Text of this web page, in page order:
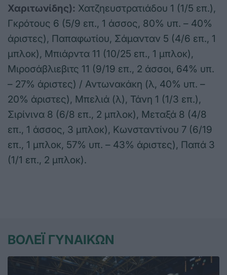
Χαριτωνίδης): Χατζηευστρατιάδου 1 (1/5 επ.),
Γκρότους 6 (5/9 επ., 1 άσσος, 80% υπ. – 40%
άριστες), Παπαφωτίου, Σάμανταν 5 (4/6 επ., 1
μπλοκ), Μπιάρντα 11 (10/25 επ., 1 μπλοκ),
Μιροσάβλιεβιτς 11 (9/19 επ., 2 άσσοι, 64% υπ.
– 27% άριστες) / Αντωνακάκη (λ, 40% υπ. –
20% άριστες), Μπελιά (λ), Τάνη 1 (1/3 επ.),
Σιρίνινα 8 (6/8 επ., 2 μπλοκ), Μεταξά 8 (4/8
επ., 1 άσσος, 3 μπλοκ), Κωνσταντίνου 7 (6/19
επ., 1 μπλοκ, 57% υπ. – 43% άριστες), Παπά 3
(1/1 επ., 2 μπλοκ).
ΒΟΛΕΪ ΓΥΝΑΙΚΩΝ